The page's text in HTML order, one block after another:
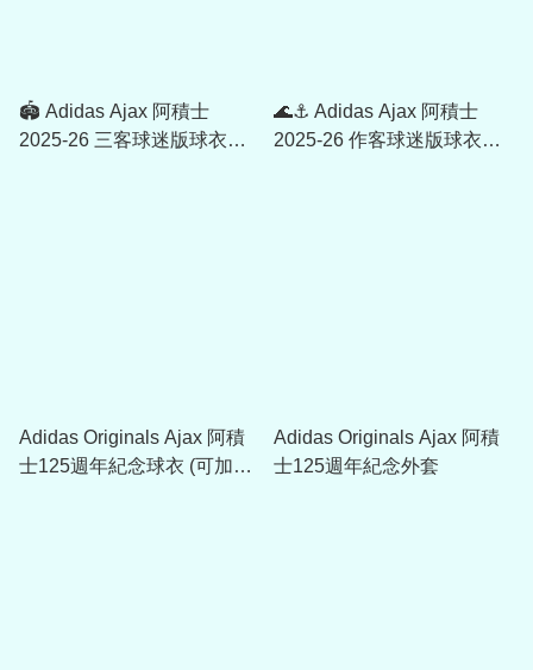
🏟️ Adidas Ajax 阿積士
2025-26 三客球迷版球衣
🌊⚓ Adidas Ajax 阿積士
2025-26 作客球迷版球衣
Adidas Originals Ajax 阿積
士125週年紀念球衣 (可加印
Adidas Originals Ajax 阿積
士125週年紀念外套